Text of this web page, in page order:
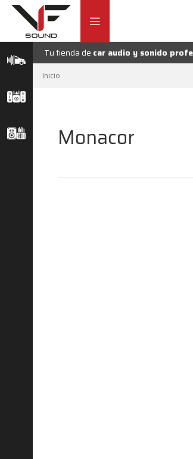
Ir
navegación
Ir
contenido
Tu tienda de car audio y sonido
Inicio
Monacor